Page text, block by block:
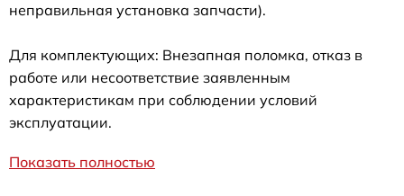
неправильная установка запчасти).
Для комплектующих: Внезапная поломка, отказ в
работе или несоответствие заявленным
характеристикам при соблюдении условий
эксплуатации.
Показать полностью